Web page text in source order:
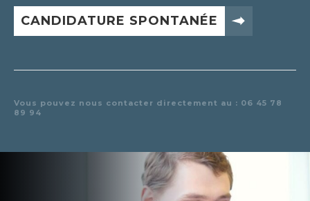
CANDIDATURE SPONTANÉE
Vous pouvez nous contacter directement au : 06 45 78
89 94